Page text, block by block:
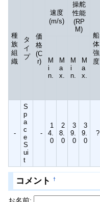
種
族
組
織
タ
イ
プ
価
格
(C
r)
速度
(m/s)
操舵
性能
(RP
M)
船
体
強
度
M
i
n.
M
a
x.
M
i
n.
M
a
x.
-
S
p
a
c
e
S
ui
t
-
1
4.
0
2
8.
0
3
9.
0
3
9.
0
?
コメント †
お名前: